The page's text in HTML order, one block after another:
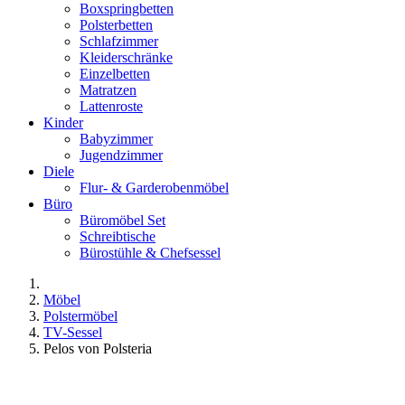
Boxspringbetten
Polsterbetten
Schlafzimmer
Kleiderschränke
Einzelbetten
Matratzen
Lattenroste
Kinder
Babyzimmer
Jugendzimmer
Diele
Flur- & Garderobenmöbel
Büro
Büromöbel Set
Schreibtische
Bürostühle & Chefsessel
Möbel
Polstermöbel
TV-Sessel
Pelos von Polsteria